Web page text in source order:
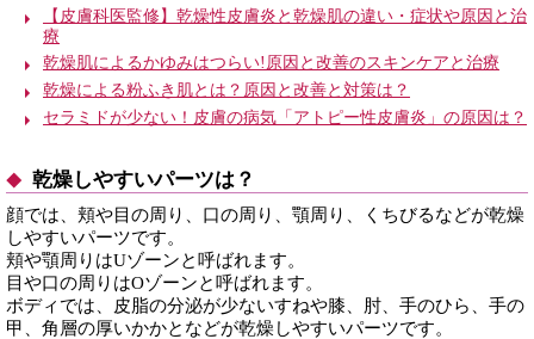
【皮膚科医監修】乾燥性皮膚炎と乾燥肌の違い・症状や原因と治
療
乾燥肌によるかゆみはつらい!原因と改善のスキンケアと治療
乾燥による粉ふき肌とは？原因と改善と対策は？
セラミドが少ない！皮膚の病気「アトピー性皮膚炎」の原因は？
乾燥しやすいパーツは？
顔では、頬や目の周り、口の周り、顎周り、くちびるなどが乾燥
しやすいパーツです。
頬や顎周りはUゾーンと呼ばれます。
目や口の周りはOゾーンと呼ばれます。
ボディでは、皮脂の分泌が少ないすねや膝、肘、手のひら、手の
甲、角層の厚いかかとなどが乾燥しやすいパーツです。